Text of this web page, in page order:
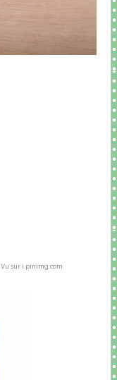
Vu sur i.pinimg.com